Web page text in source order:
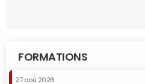
FORMATIONS
27 aoû 2026